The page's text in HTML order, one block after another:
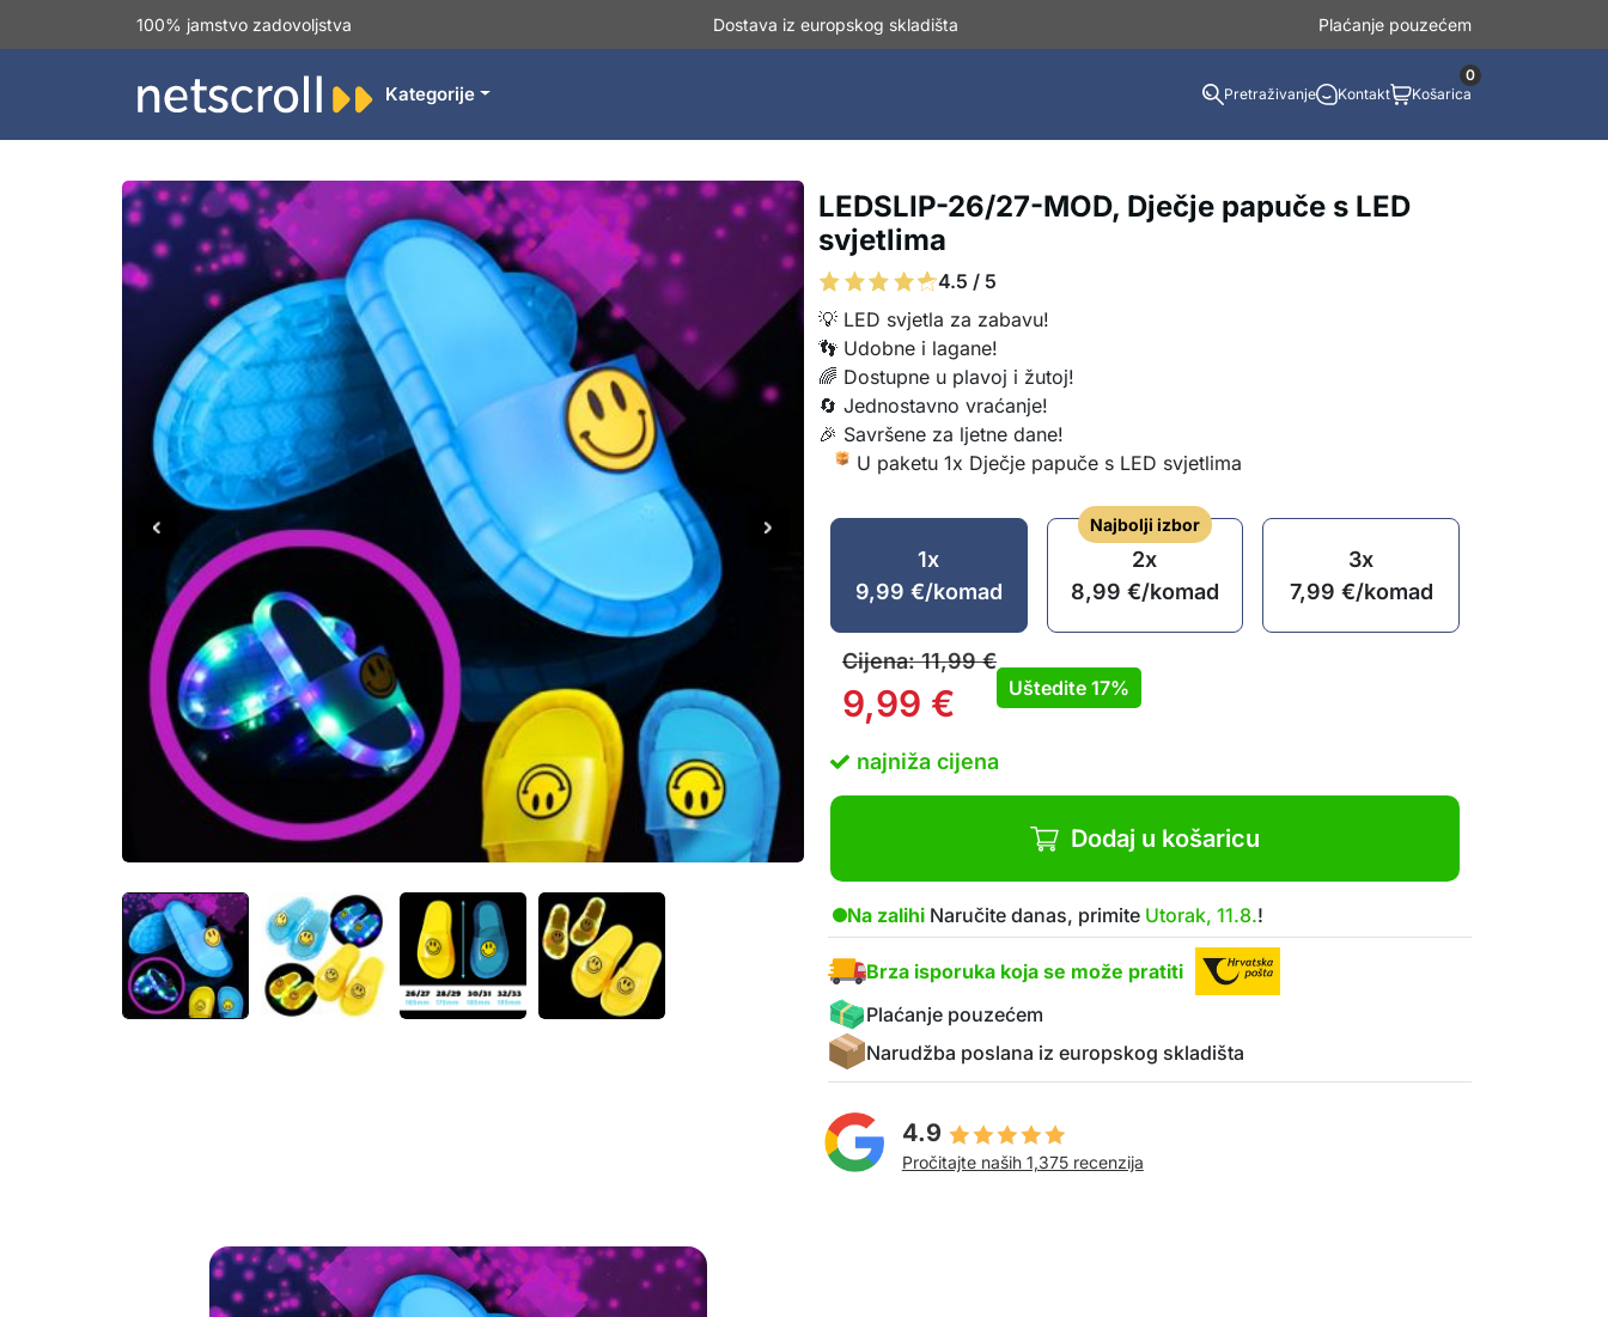
100% jamstvo zadovoljstva Dostava iz europskog skladišta Plaćanje pouzećem
Kategorije Pretraživanje Kontakt Košarica
0
LEDSLIP-26/27-MOD, Dječje papuče s LED
svjetlima
4.5 / 5
💡 LED svjetla za zabavu!
👣 Udobne i lagane!
🌈 Dostupne u plavoj i žutoj!
🔄 Jednostavno vraćanje!
🎉 Savršene za ljetne dane!
U paketu 1x Dječje papuče s LED svjetlima
1x
9,99 €/komad
Najbolji izbor
2x
8,99 €/komad
3x
7,99 €/komad
Cijena:11,99€
9,99 € Uštedite 17%
najniža cijena
Dodaj u košaricu
Na zalihi Naručite danas, primite Utorak, 11.8.!
Brza isporuka koja se može pratiti
Plaćanje pouzećem
Narudžba poslana iz europskog skladišta
4.9
Pročitajte naših 1,375 recenzija